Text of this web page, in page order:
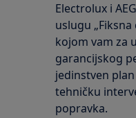
Electrolux i
uslugu
kojom vam za
garancijskog
jedinstven
tehničku
popravka.